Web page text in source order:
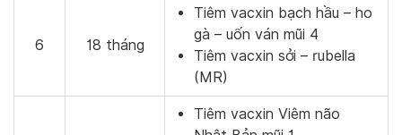
6 18 tháng
Tiêm vacxin bạch hầu – ho
gà – uốn ván mũi 4
Tiêm vacxin sởi – rubella
(MR)
Tiêm vacxin Viêm não